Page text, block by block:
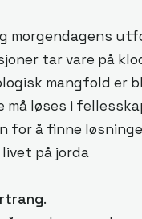
tar vare på
mangfold er
løses i
å finne
på jorda
.